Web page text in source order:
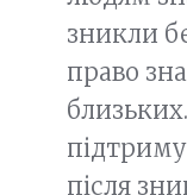
зникли
право
після